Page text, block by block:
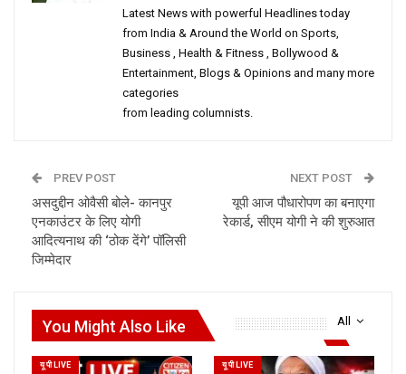
Latest News with powerful Headlines today
from India & Around the World on Sports,
Business , Health & Fitness , Bollywood &
Entertainment, Blogs & Opinions and many more
categories
from leading columnists.
PREV POST
असदुद्दीन ओवैसी बोले- कानपुर
एनकाउंटर के लिए योगी
आदित्यनाथ की ‘ठोक देंगे’ पॉलिसी
जिम्मेदार
NEXT POST
यूपी आज पौधारोपण का बनाएगा
रेकार्ड, सीएम योगी ने की शुरुआत
All
You Might Also Like
यू पी LIVE यू पी LIVE